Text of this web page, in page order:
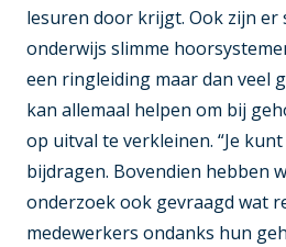
lesuren door krijgt. Ook zijn er
onderwijs slimme
een ringleiding maar dan veel
kan allemaal helpen om bij
op uitval te verkleinen. “Je
bijdragen. Bovendien hebben
onderzoek ook gevraagd wat
medewerkers ondanks hun